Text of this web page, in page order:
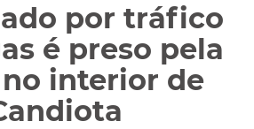
por tráfico
é preso pela
interior de